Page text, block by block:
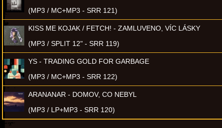
(MP3 / MC+MP3 - SRR 121)
KISS ME KOJAK / FETCH! - ZAMLUVENO, VÍC LÁSKY
(MP3 / SPLIT 12" - SRR 119)
YS - TRADING GOLD FOR GARBAGE
(MP3 / MC+MP3 - SRR 122)
ARANANAR - DOMOV, CO NEBYL
(MP3 / LP+MP3 - SRR 120)